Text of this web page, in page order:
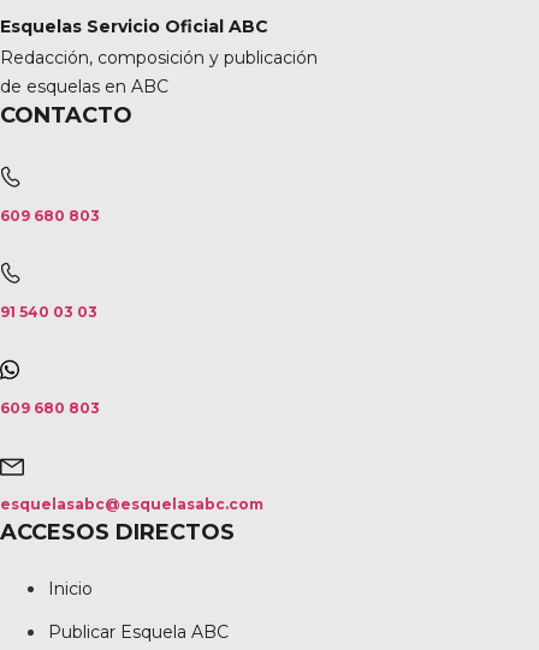
Esquelas Servicio Oficial ABC
Redacción, composición y publicación
de esquelas en ABC
CONTACTO
609 680 803
91 540 03 03
609 680 803
esquelasabc@esquelasabc.com
ACCESOS DIRECTOS
Inicio
Publicar Esquela ABC